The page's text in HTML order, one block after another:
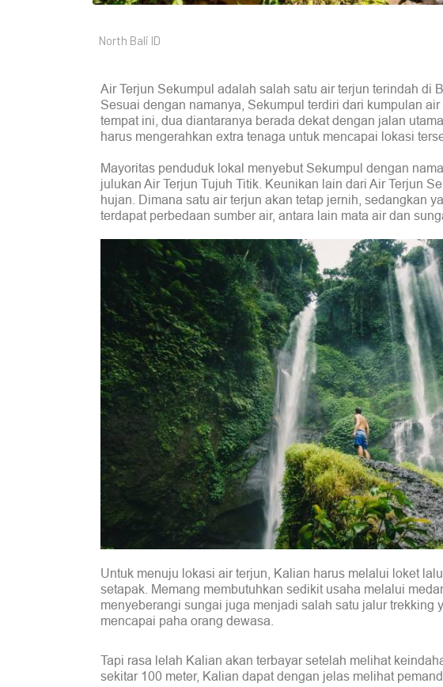
North Bali ID
Air Terjun Sekumpul adalah salah satu air terjun terindah di
Sesuai dengan namanya, Sekumpul terdiri dari kumpulan
tempat ini, dua diantaranya berada dekat dengan jalan
harus mengerahkan extra tenaga untuk mencapai lokasi
Mayoritas penduduk lokal menyebut Sekumpul dengan
julukan Air Terjun Tujuh Titik. Keunikan lain dari Air Terjun
hujan. Dimana satu air terjun akan tetap jernih, sedangkan
terdapat perbedaan sumber air, antara lain mata air dan
Untuk menuju lokasi air terjun, Kalian harus melalui loket
setapak. Memang membutuhkan sedikit usaha melalui
menyeberangi sungai juga menjadi salah satu jalur
mencapai paha orang dewasa.
Tapi rasa lelah Kalian akan terbayar setelah melihat
sekitar 100 meter, Kalian dapat dengan jelas melihat